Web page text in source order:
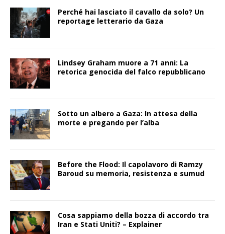
Perché hai lasciato il cavallo da solo? Un
reportage letterario da Gaza
Lindsey Graham muore a 71 anni: La
retorica genocida del falco repubblicano
Sotto un albero a Gaza: In attesa della
morte e pregando per l’alba
Before the Flood: Il capolavoro di Ramzy
Baroud su memoria, resistenza e sumud
Cosa sappiamo della bozza di accordo tra
Iran e Stati Uniti? – Explainer